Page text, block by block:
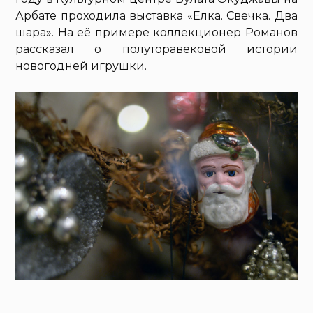
Арбате проходила выставка «Елка. Свечка. Два
шара». На её примере коллекционер Романов
рассказал о полуторавековой истории
новогодней игрушки.